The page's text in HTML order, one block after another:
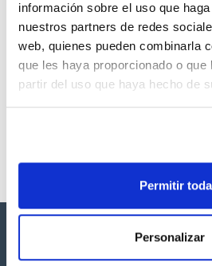
información sobre el uso que
nuestros partners de redes
web, quienes pueden combinarla
que les haya proporcionado o que
partir del uso que haya hecho de
Permitir
Personalizar
Disolvente
Acetone
Envase
Ampoule
Referencia
CPAF263221
Envase
x1mL
Disponibilidad